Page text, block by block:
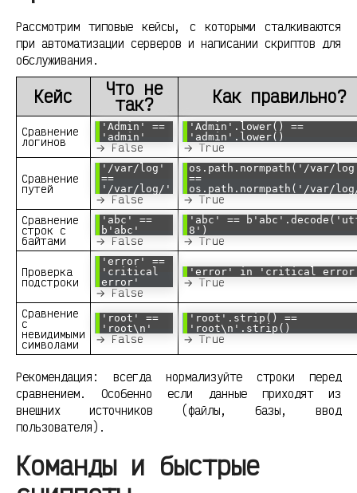
Рассмотрим типовые кейсы, с которыми сталкиваются
при автоматизации серверов и написании скриптов для
обслуживания.
Кейс Что не
так? Как правильно?
Сравнение
логинов
'Admin' ==
'admin'
→ False
'Admin'.lower() ==
'admin'.lower()
→ True
Сравнение
путей
'/var/log'
==
'/var/log/'
→ False
os.path.normpath('/var/
==
os.path.normpath('/var/
→ True
Сравнение
строк с
байтами
'abc' ==
b'abc'
→ False
'abc' ==
8')
→ True
Проверка
подстроки
'error' ==
'critical
error'
→ False
'error' in 'critical
→ True
Сравнение
с
невидимыми
символами
'root' ==
'root\n'
→ False
'root'.strip() ==
'root\n'.strip()
→ True
Рекомендация: всегда нормализуйте строки перед
сравнением. Особенно если данные приходят из
внешних источников (файлы, базы, ввод
пользователя).
Команды и быстрые